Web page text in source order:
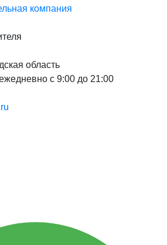
компания
область
с 9:00 до 21:00